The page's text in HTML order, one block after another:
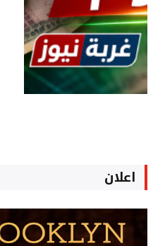
اعلان